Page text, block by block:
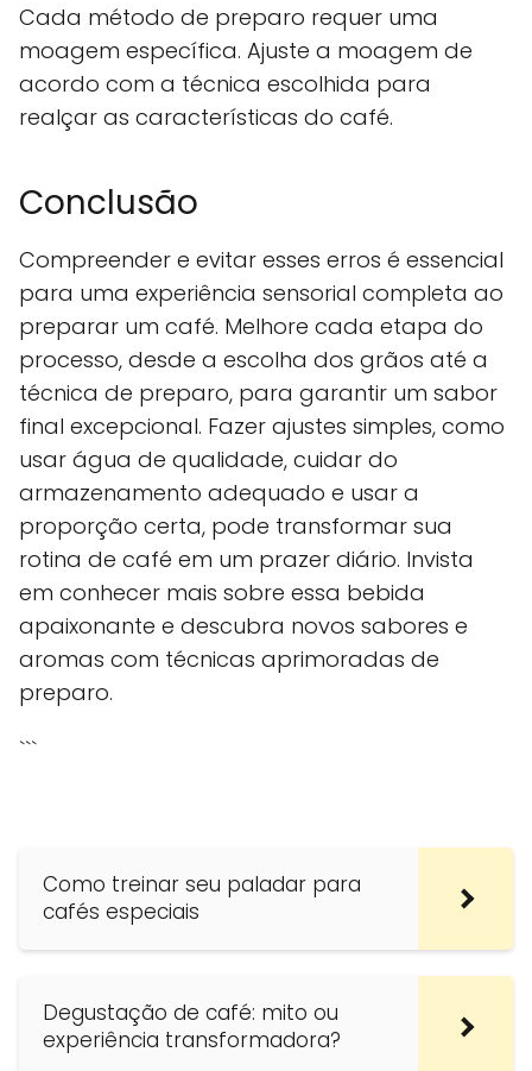
Cada método de preparo requer uma
moagem específica. Ajuste a moagem de
acordo com a técnica escolhida para
realçar as características do café.
Conclusão
Compreender e evitar esses erros é essencial
para uma experiência sensorial completa ao
preparar um café. Melhore cada etapa do
processo, desde a escolha dos grãos até a
técnica de preparo, para garantir um sabor
final excepcional. Fazer ajustes simples, como
usar água de qualidade, cuidar do
armazenamento adequado e usar a
proporção certa, pode transformar sua
rotina de café em um prazer diário. Invista
em conhecer mais sobre essa bebida
apaixonante e descubra novos sabores e
aromas com técnicas aprimoradas de
preparo.
```
Como treinar seu paladar para
cafés especiais
Degustação de café: mito ou
experiência transformadora?